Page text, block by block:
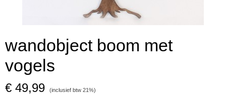
wandobject boom met
vogels
€ 49,99 (inclusief btw 21%)